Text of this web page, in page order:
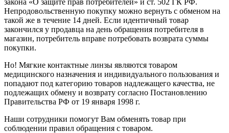
Непродовольственную покупку можно вернуть с обменом на
такой же в течение 14 дней. Если идентичный товар
закончился у продавца на день обращения потребителя в
магазин, потребитель вправе потребовать возврата суммы
покупки.
Но! Мягкие контактные линзы являются товаром
медицинского назначения и индивидуального пользования и
попадают под категорию товаров надлежащего качества, не
подлежащих обмену и возврату согласно Постановлению
Правительства РФ от 19 января 1998 г.
Наши сотрудники помогут Вам обменять товар при
соблюдении правил обращения с товаром.